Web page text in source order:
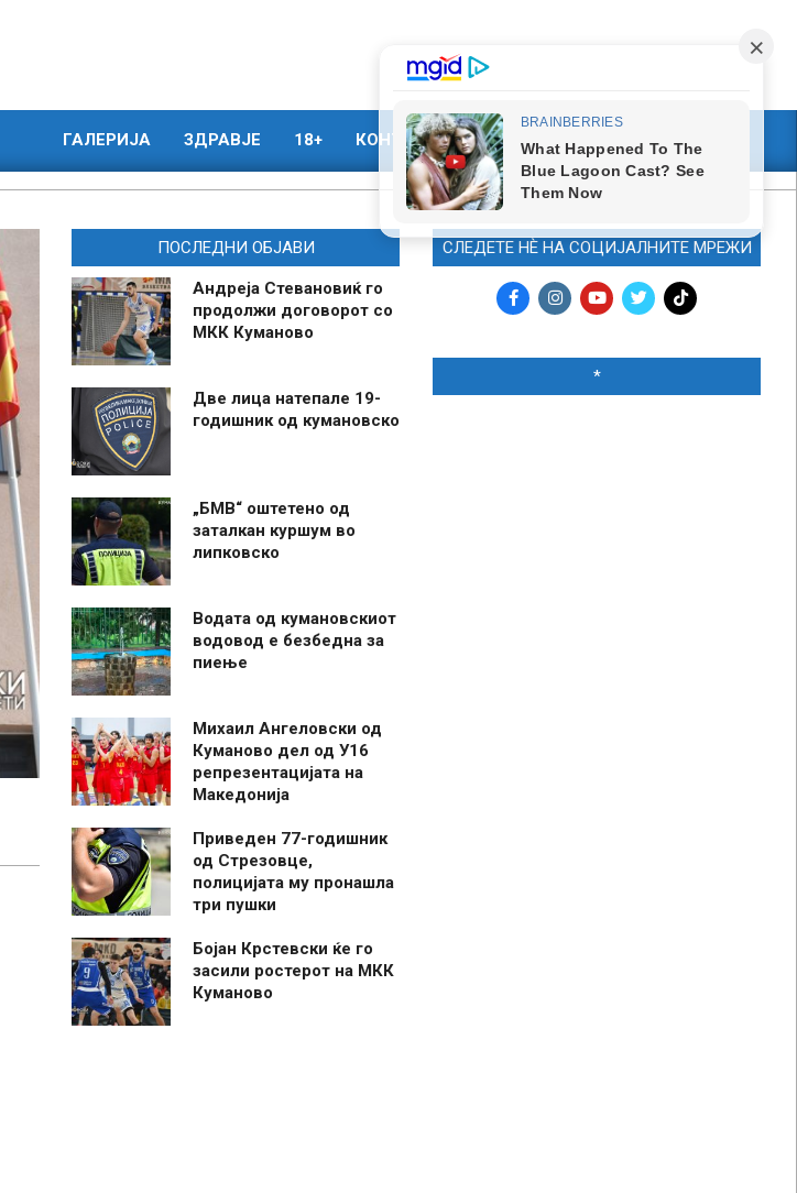
ГАЛЕРИЈА ЗДРАВЈЕ 18+ КОНТАКТ МАРКЕТИНГ
ПОСЛЕДНИ ОБЈАВИ
Андреја Стевановиќ го
продолжи договорот со
МКК Куманово
Две лица натепале 19-
годишник од кумановско
„БМВ“ оштетено од
заталкан куршум во
липковско
Водата од кумановскиот
водовод е безбедна за
пиење
Михаил Ангеловски од
Куманово дел од У16
репрезентацијата на
Македонија
Приведен 77-годишник
од Стрезовце,
полицијата му пронашла
три пушки
Бојан Крстевски ќе го
засили ростерот на МКК
Куманово
СЛЕДЕТЕ НЀ НА СОЦИЈАЛНИТЕ МРЕЖИ
*